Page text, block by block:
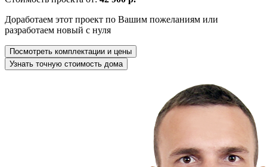
Доработаем этот проект по Вашим пожеланиям или
разработаем новый с нуля
Посмотреть комплектации и цены
Узнать точную стоимость дома